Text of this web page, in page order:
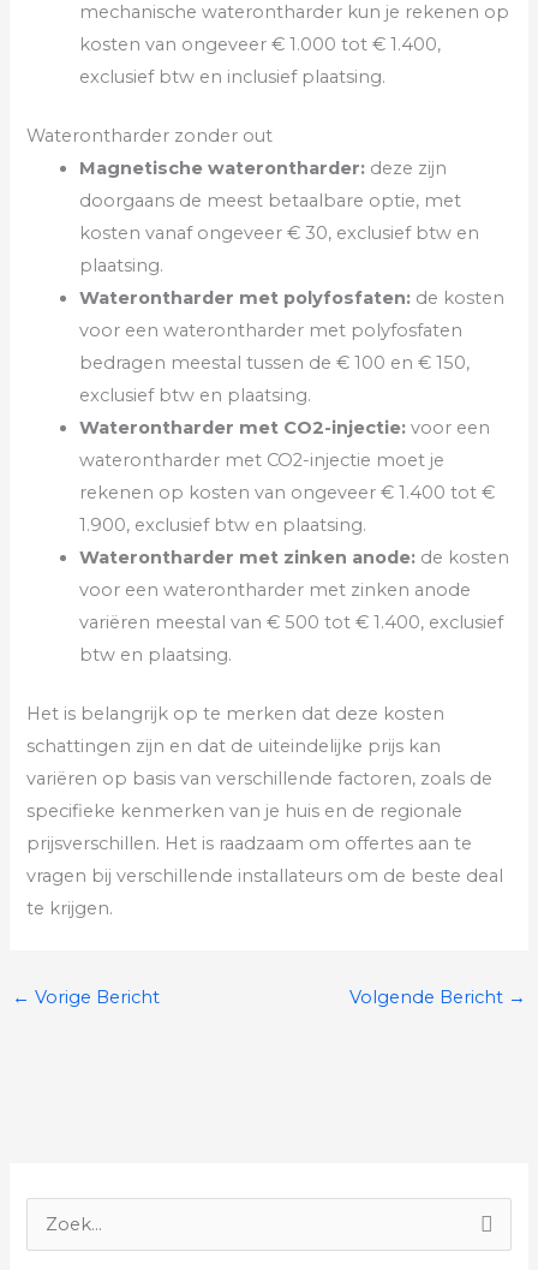
mechanische waterontharder kun je rekenen op
kosten van ongeveer € 1.000 tot € 1.400,
exclusief btw en inclusief plaatsing.
Waterontharder zonder out
Magnetische waterontharder: deze zijn
doorgaans de meest betaalbare optie, met
kosten vanaf ongeveer € 30, exclusief btw en
plaatsing.
Waterontharder met polyfosfaten: de kosten
voor een waterontharder met polyfosfaten
bedragen meestal tussen de € 100 en € 150,
exclusief btw en plaatsing.
Waterontharder met CO2-injectie: voor een
waterontharder met CO2-injectie moet je
rekenen op kosten van ongeveer € 1.400 tot €
1.900, exclusief btw en plaatsing.
Waterontharder met zinken anode: de kosten
voor een waterontharder met zinken anode
variëren meestal van € 500 tot € 1.400, exclusief
btw en plaatsing.
Het is belangrijk op te merken dat deze kosten
schattingen zijn en dat de uiteindelijke prijs kan
variëren op basis van verschillende factoren, zoals de
specifieke kenmerken van je huis en de regionale
prijsverschillen. Het is raadzaam om offertes aan te
vragen bij verschillende installateurs om de beste deal
te krijgen.
← Vorige Bericht Volgende Bericht →